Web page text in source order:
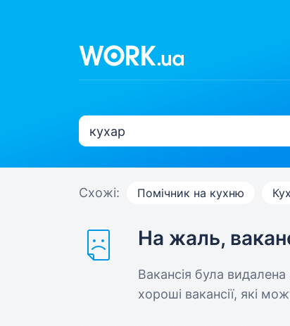
Схожі: Помічник на кухню
На жаль,
Вакансія була
хороші вакансії, які